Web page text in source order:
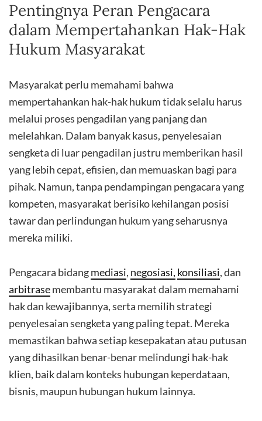
Pentingnya Peran Pengacara
dalam Mempertahankan Hak-Hak
Hukum Masyarakat
Masyarakat perlu memahami bahwa
mempertahankan hak-hak hukum tidak selalu harus
melalui proses pengadilan yang panjang dan
melelahkan. Dalam banyak kasus, penyelesaian
sengketa di luar pengadilan justru memberikan hasil
yang lebih cepat, efisien, dan memuaskan bagi para
pihak. Namun, tanpa pendampingan pengacara yang
kompeten, masyarakat berisiko kehilangan posisi
tawar dan perlindungan hukum yang seharusnya
mereka miliki.
Pengacara bidangmediasi, negosiasi, konsiliasi, dan
arbitrasemembantu masyarakat dalam memahami
hak dan kewajibannya, serta memilih strategi
penyelesaian sengketa yang paling tepat. Mereka
memastikan bahwa setiap kesepakatan atau putusan
yang dihasilkan benar-benar melindungi hak-hak
klien, baik dalam konteks hubungan keperdataan,
bisnis, maupun hubungan hukum lainnya.